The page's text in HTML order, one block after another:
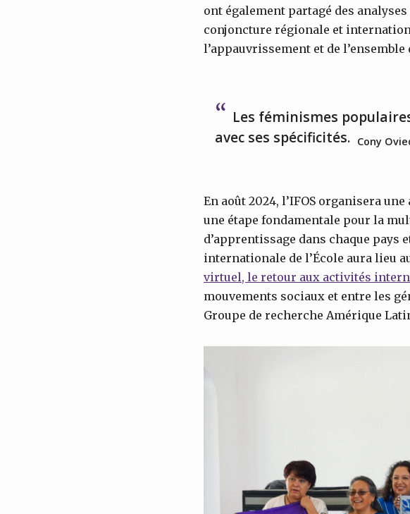
ont également partagé des
conjoncture régionale et
l’appauvrissement et de
Les féminismes
avec ses spécificités. Cony
En août 2024, l’IFOS organisera
une étape fondamentale pour la
d’apprentissage dans chaque
internationale de l’École aura lieu
virtuel, le retour aux activités
mouvements sociaux et entre les
Groupe de recherche Amérique